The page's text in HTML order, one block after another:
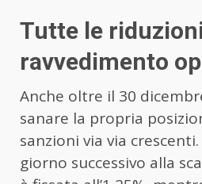
Tutte le
ravvedimento
Anche oltre il 30
sanare la propria
sanzioni via via
giorno successivo alla